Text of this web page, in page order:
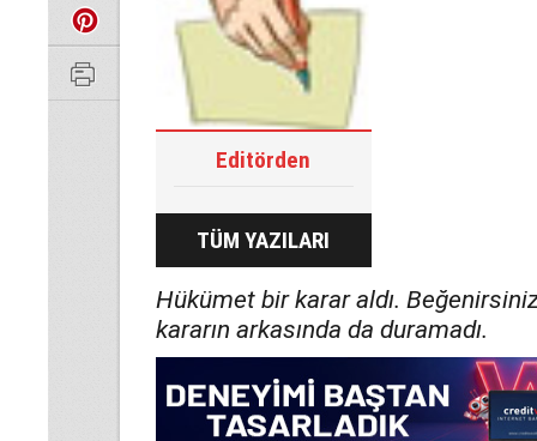
Editörden
TÜM YAZILARI
Hükümet bir karar aldı.
kararın arkasında da duramadı.